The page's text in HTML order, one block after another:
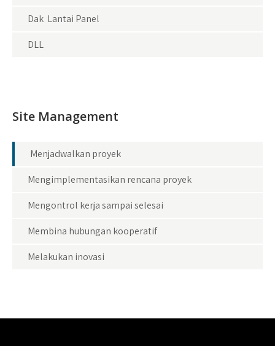
Dak Lantai Panel
DLL
Site Management
Menjadwalkan proyek
Mengimplementasikan rencana proyek
Mengontrol kerja sampai selesai
Membina hubungan kooperatif
Melakukan inovasi